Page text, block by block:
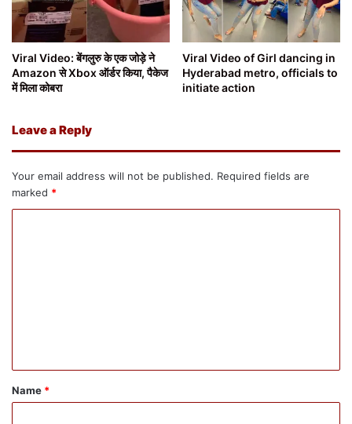
Viral Video: बेंगलुरु के एक जोड़े ने
Amazon से Xbox ऑर्डर किया, पैकेज
में मिला कोबरा
Viral Video of Girl dancing in
Hyderabad metro, officials to
initiate action
Leave a Reply
Your email address will not be published. Required fields are
marked *
*
Name *